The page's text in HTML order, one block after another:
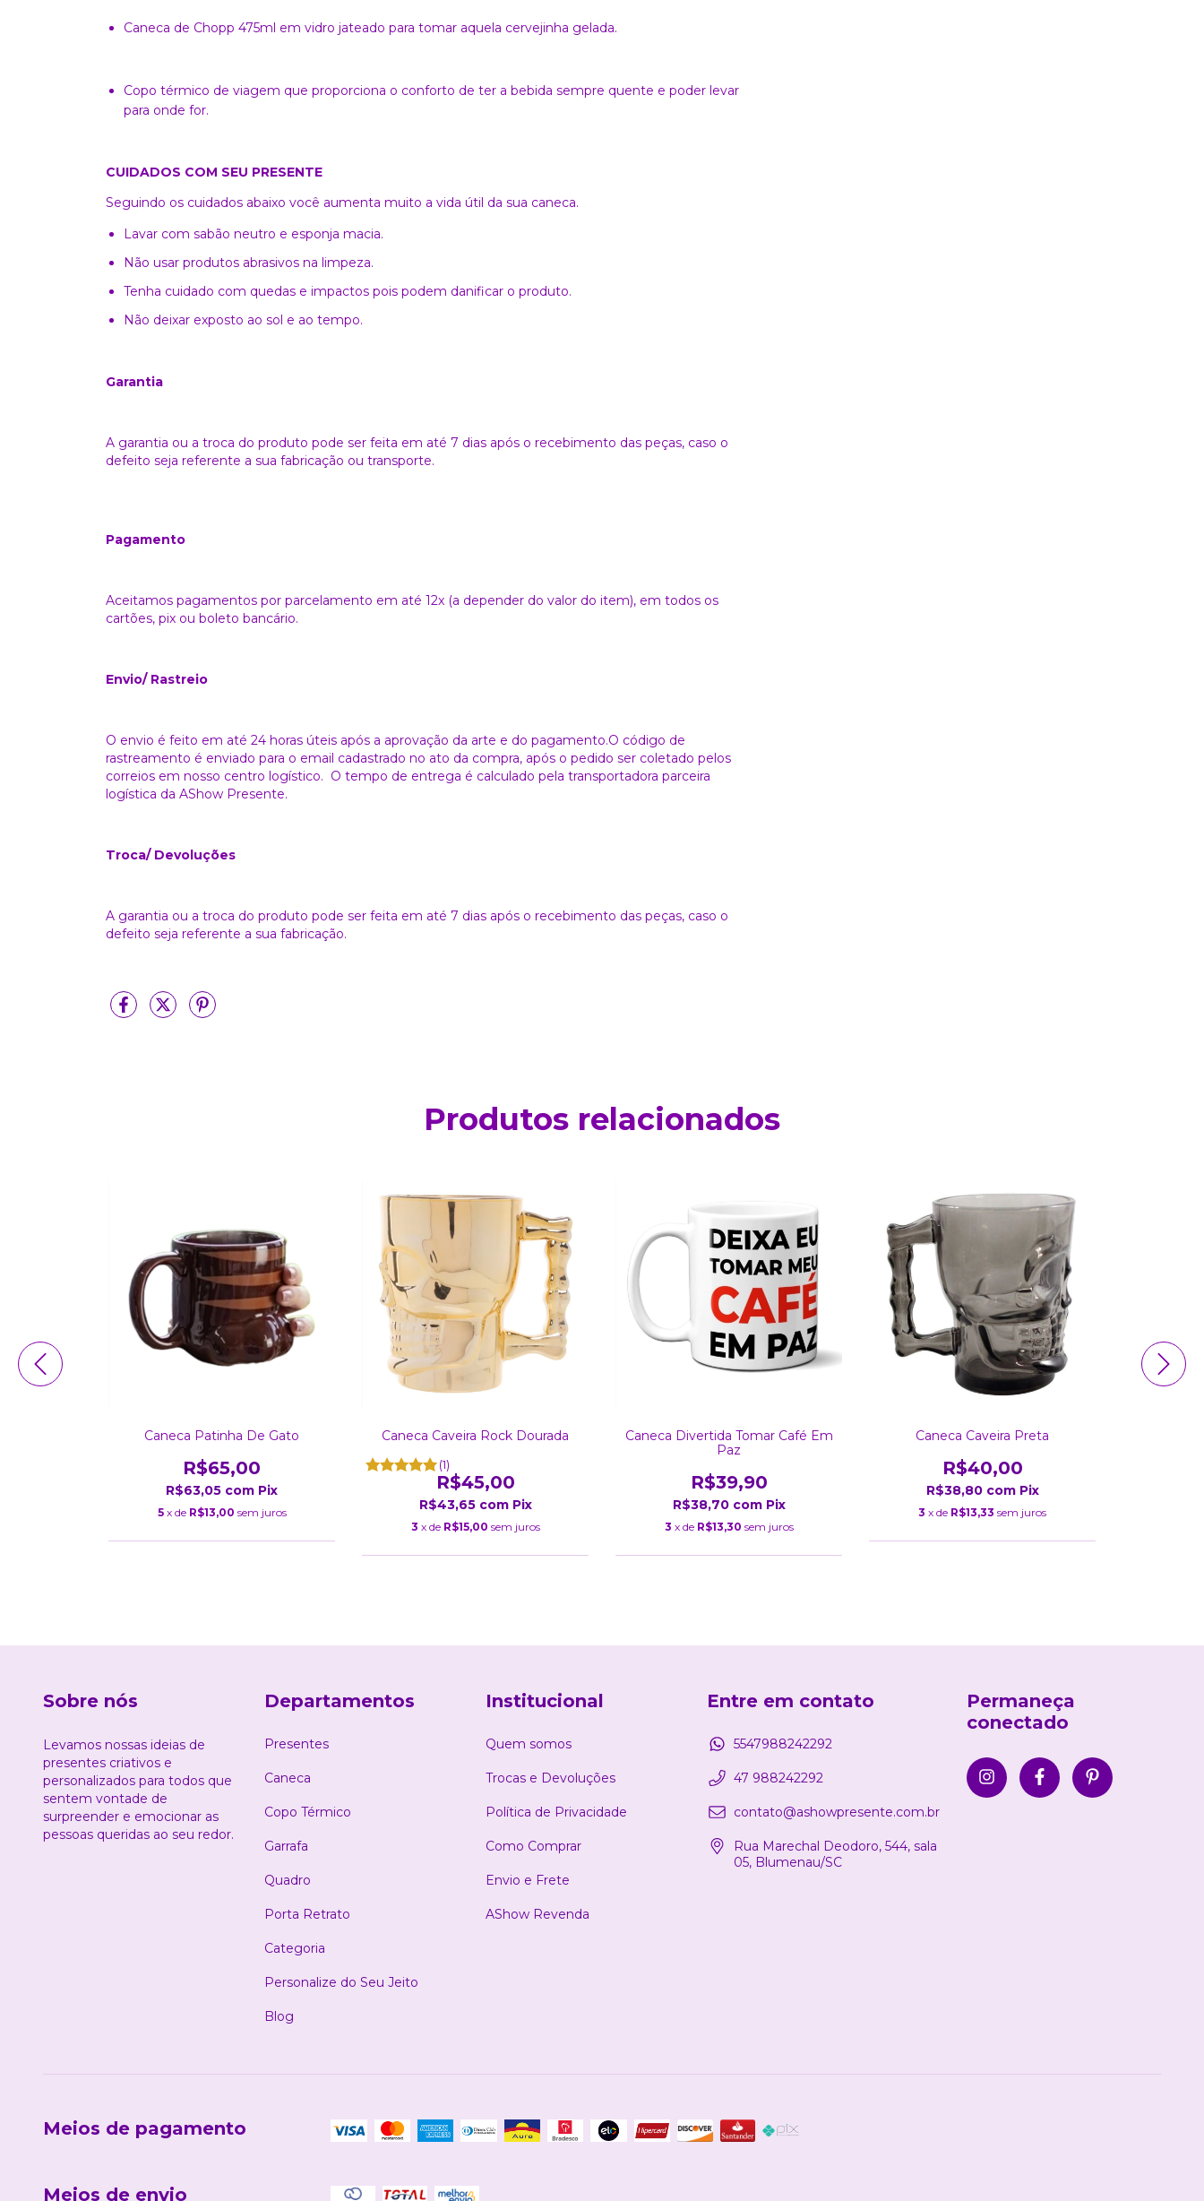
Caneca de Chopp 475ml em vidro jateado para tomar aquela cervejinha gelada.
Copo térmico de viagem que proporciona o conforto de ter a bebida sempre quente e poder levar
para onde for.
CUIDADOS COM SEU PRESENTE
Seguindo os cuidados abaixo você aumenta muito a vida útil da sua caneca.
Lavar com sabão neutro e esponja macia.
Não usar produtos abrasivos na limpeza.
Tenha cuidado com quedas e impactos pois podem danificar o produto.
Não deixar exposto ao sol e ao tempo.
Garantia
A garantia ou a troca do produto pode ser feita em até 7 dias após o recebimento das peças, caso o
defeito seja referente a sua fabricação ou transporte.
Pagamento
Aceitamos pagamentos por parcelamento em até 12x (a depender do valor do item), em todos os
cartões, pix ou boleto bancário.
Envio/ Rastreio
O envio é feito em até 24 horas úteis após a aprovação da arte e do pagamento.O código de
rastreamento é enviado para o email cadastrado no ato da compra, após o pedido ser coletado pelos
correios em nosso centro logístico. O tempo de entrega é calculado pela transportadora parceira
logística da AShow Presente.
Troca/ Devoluções
A garantia ou a troca do produto pode ser feita em até 7 dias após o recebimento das peças, caso o
defeito seja referente a sua fabricação.
Produtos relacionados
Caneca Patinha De Gato
R$65,00
R$63,05 com Pix
5 x de R$13,00 sem juros
Caneca Caveira Rock Dourada
(1)
R$45,00
R$43,65 com Pix
3 x de R$15,00 sem juros
Caneca Divertida Tomar Café Em
Paz
R$39,90
R$38,70 com Pix
3 x de R$13,30 sem juros
Caneca Caveira Preta
R$40,00
R$38,80 com Pix
3 x de R$13,33 sem juros
Sobre nós
Levamos nossas ideias de
presentes criativos e
personalizados para todos que
sentem vontade de
surpreender e emocionar as
pessoas queridas ao seu redor.
Departamentos
Presentes
Caneca
Copo Térmico
Garrafa
Quadro
Porta Retrato
Categoria
Personalize do Seu Jeito
Blog
Institucional
Quem somos
Trocas e Devoluções
Política de Privacidade
Como Comprar
Envio e Frete
AShow Revenda
Entre em contato
5547988242292
47 988242292
contato@ashowpresente.com.br
Rua Marechal Deodoro, 544, sala
05, Blumenau/SC
Permaneça
conectado
Meios de pagamento
Meios de envio